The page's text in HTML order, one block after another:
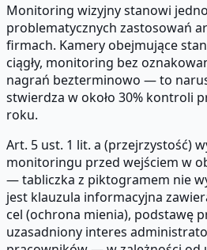
Monitoring wizyjny stanowi
problematycznych zastosowań
firmach. Kamery obejmujące
ciągły, monitoring bez
nagrań bezterminowo — to
stwierdza w około 30% kontroli
roku.
Art. 5 ust. 1 lit. a (przejrzystość)
monitoringu przed wejściem w
— tabliczka z piktogramem nie
jest klauzula informacyjna
cel (ochrona mienia), podstawę
uzasadniony interes